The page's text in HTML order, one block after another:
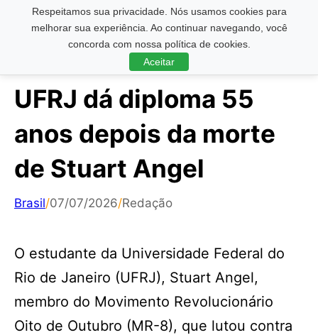
Respeitamos sua privacidade. Nós usamos cookies para
melhorar sua experiência. Ao continuar navegando, você
concorda com nossa política de cookies.
Aceitar
Pesquisar ...
UFRJ dá diploma 55
anos depois da morte
de Stuart Angel
Brasil/07/07/2026/Redação
O estudante da Universidade Federal do
Rio de Janeiro (UFRJ), Stuart Angel,
membro do Movimento Revolucionário
Oito de Outubro (MR-8), que lutou contra